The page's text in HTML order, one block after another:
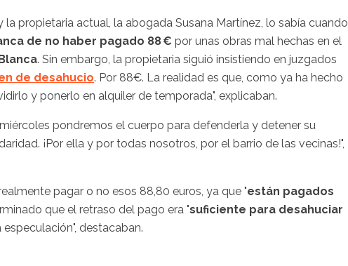
y la propietaria actual, la abogada Susana Martínez, lo sabía cuando
de no haber pagado 88 € por unas obras mal hechas en el
. Sin embargo, la propietaria siguió insistiendo en juzgados
de desahucio. Por 88€. La realidad es que, como ya ha hecho
y ponerlo en alquiler de temporada", explicaban.
pondremos el cuerpo para defenderla y detener su
¡Por ella y por todas nosotros, por el barrio de las vecinas!",
pagar o no esos 88,80 euros, ya que "están pagados
que el retraso del pago era "suficiente para desahuciar
destacaban.